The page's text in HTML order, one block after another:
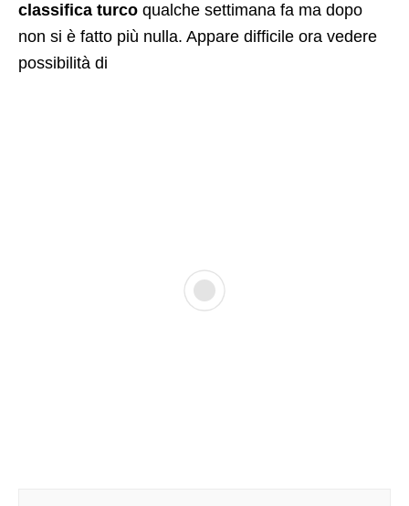
classifica turco qualche settimana fa ma dopo
non si è fatto più nulla. Appare difficile ora vedere
possibilità di